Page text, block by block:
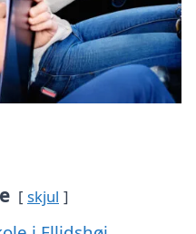
skjul